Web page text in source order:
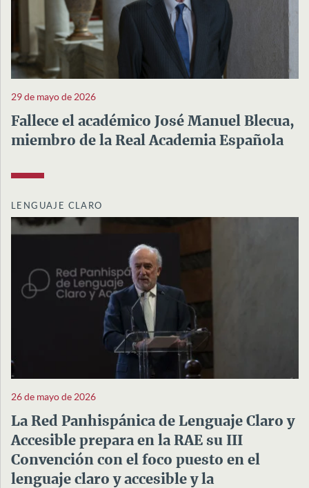
29 de mayo de 2026
Fallece el académico José Manuel Blecua,
miembro de la Real Academia Española
LENGUAJE CLARO
26 de mayo de 2026
La Red Panhispánica de Lenguaje Claro y
Accesible prepara en la RAE su III
Convención con el foco puesto en el
lenguaje claro y accesible y la